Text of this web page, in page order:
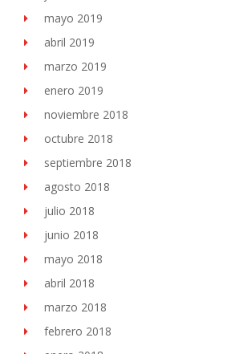
mayo 2019
abril 2019
marzo 2019
enero 2019
noviembre 2018
octubre 2018
septiembre 2018
agosto 2018
julio 2018
junio 2018
mayo 2018
abril 2018
marzo 2018
febrero 2018